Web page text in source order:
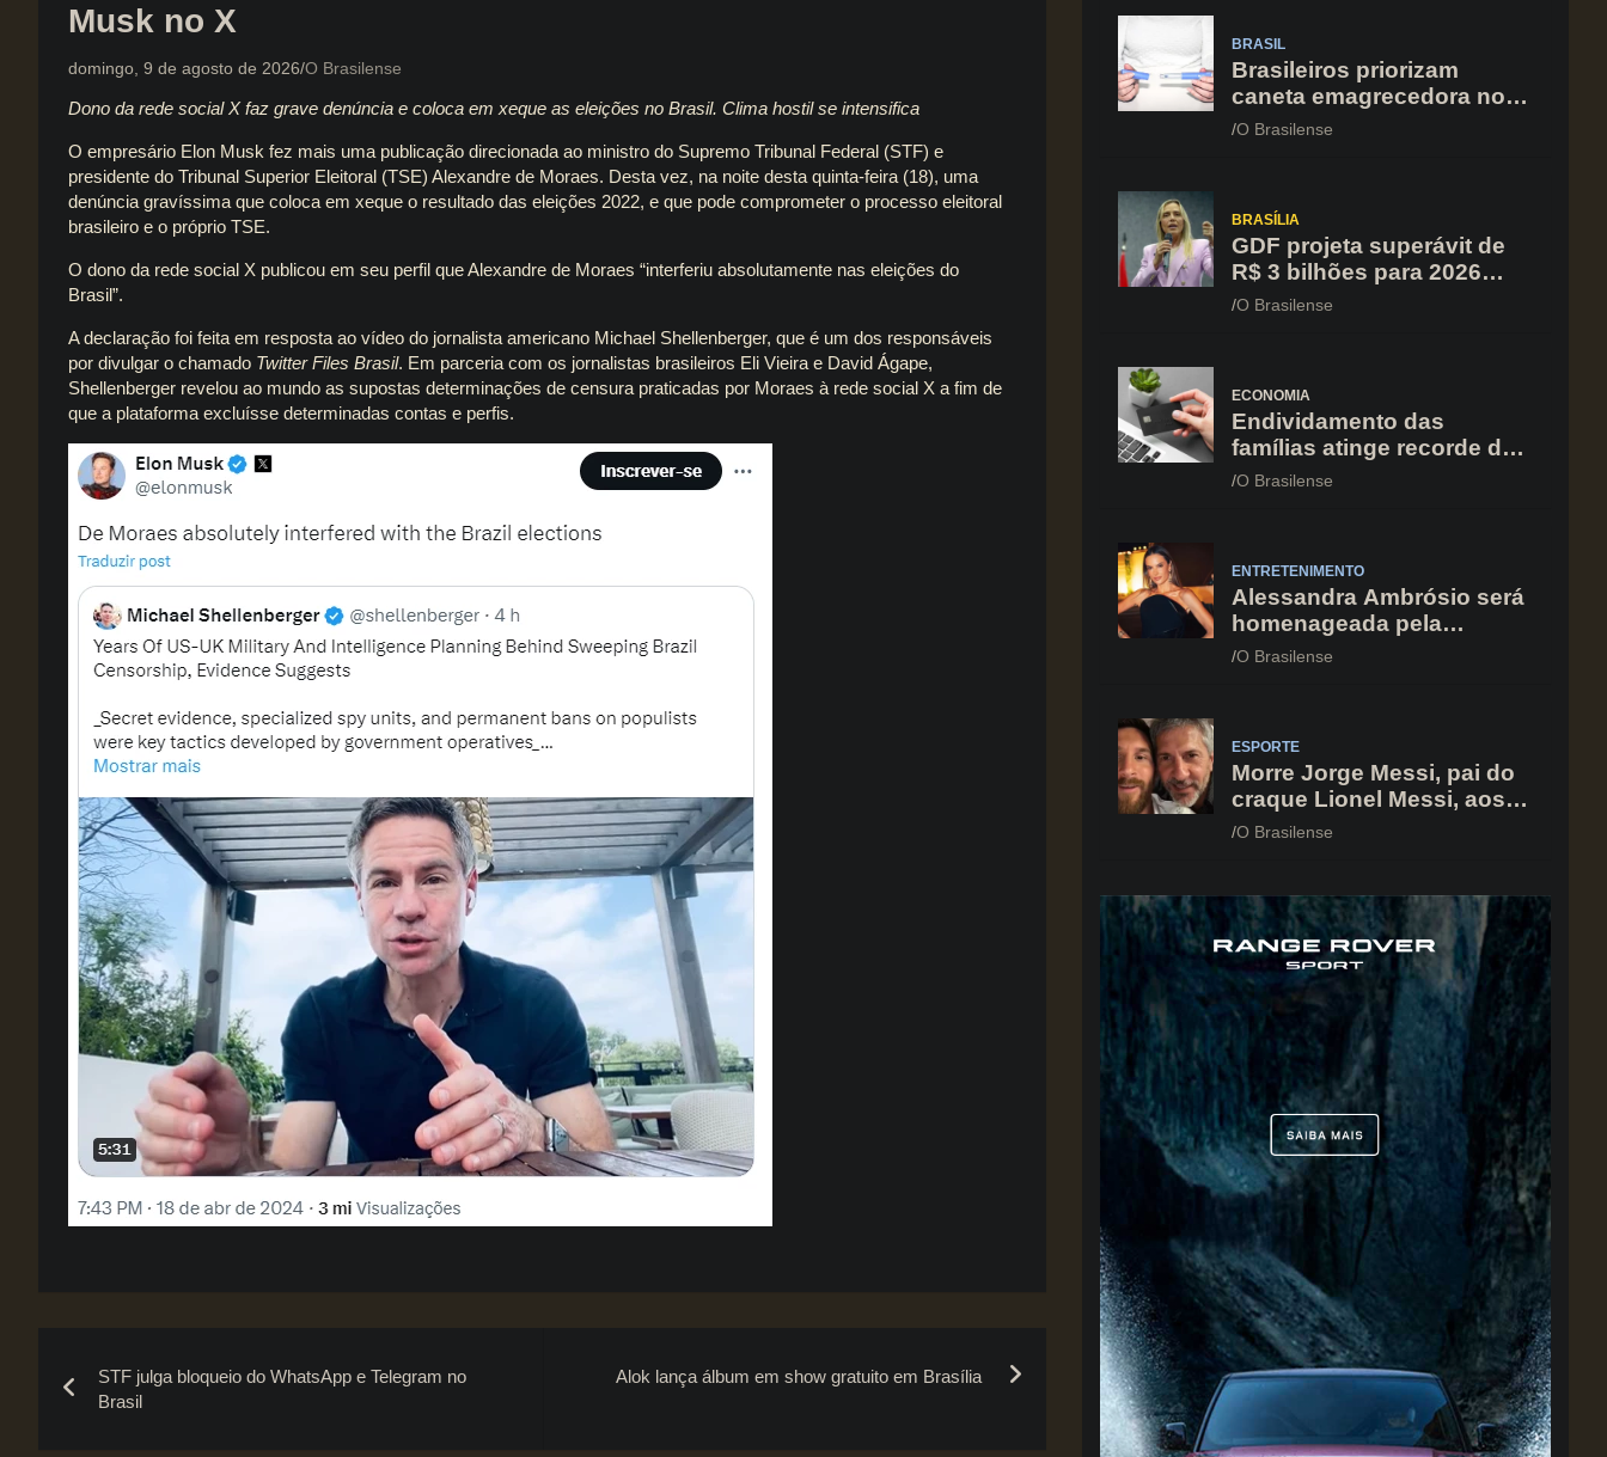
Musk no X
domingo, 9 de agosto de 2026 O Brasilense
Dono da rede social X faz grave denúncia e coloca em xeque as eleições no Brasil. Clima hostil se intensifica
O empresário Elon Musk fez mais uma publicação direcionada ao ministro do Supremo Tribunal Federal (STF) e
presidente do Tribunal Superior Eleitoral (TSE) Alexandre de Moraes. Desta vez, na noite desta quinta-feira (18), uma
denúncia gravíssima que coloca em xeque o resultado das eleições 2022, e que pode comprometer o processo eleitoral
brasileiro e o próprio TSE.
O dono da rede social X publicou em seu perfil que Alexandre de Moraes “interferiu absolutamente nas eleições do
Brasil”.
A declaração foi feita em resposta ao vídeo do jornalista americano Michael Shellenberger, que é um dos responsáveis
por divulgar o chamado Twitter Files Brasil. Em parceria com os jornalistas brasileiros Eli Vieira e David Ágape,
Shellenberger revelou ao mundo as supostas determinações de censura praticadas por Moraes à rede social X a fim de
que a plataforma excluísse determinadas contas e perfis.
de
STF julga bloqueio do WhatsApp e Telegram no
Brasil
Alok lança álbum em show gratuito em Brasília
BRASIL
Brasileiros priorizam
caneta emagrecedora no
orçamento mesmo em
O Brasilense
BRASÍLIA
GDF projeta superávit de
R$ 3 bilhões para 2026
após registrar recuo no
O Brasilense
ECONOMIA
Endividamento das
famílias atinge recorde de
82% em julho; cartão de
O Brasilense
ENTRETENIMENTO
Alessandra Ambrósio será
homenageada pela
BrazilFoundation no New
O Brasilense
ESPORTE
Morre Jorge Messi, pai do
craque Lionel Messi, aos
68 anos na Argentina
O Brasilense